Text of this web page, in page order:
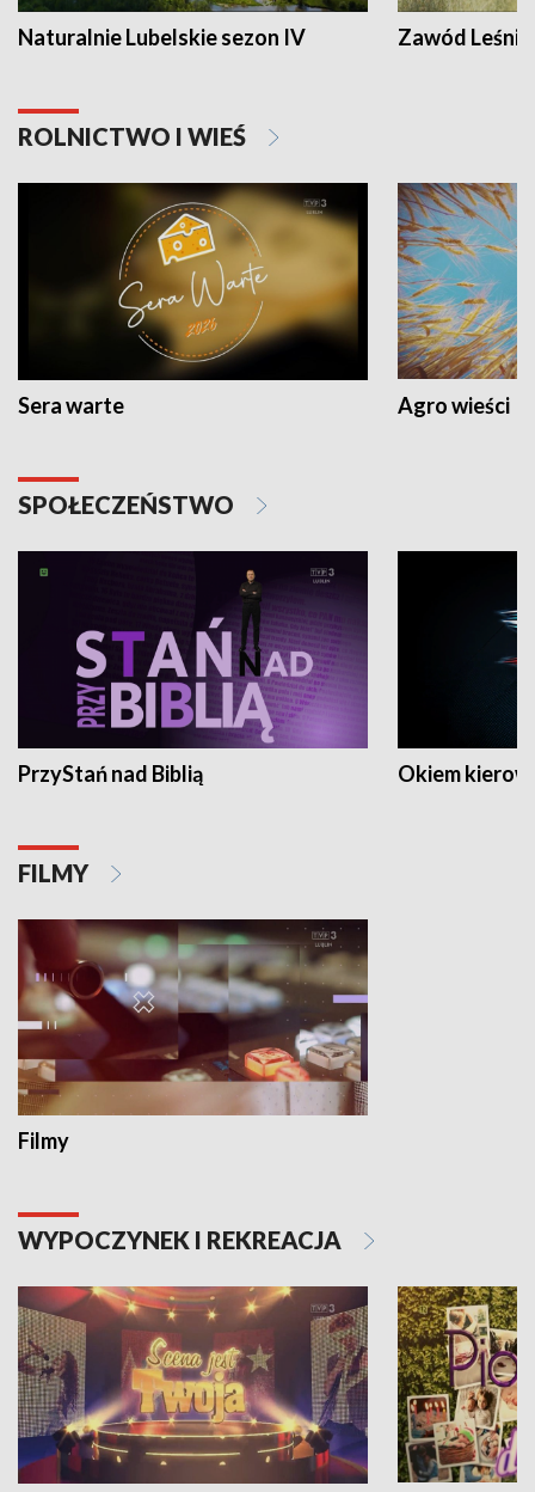
Naturalnie Lubelskie sezon IV Zawód Leśnik
ROLNICTWO I WIEŚ
Sera warte Agro wieści
SPOŁECZEŃSTWO
PrzyStań nad Biblią Okiem
FILMY
Filmy
WYPOCZYNEK I REKREACJA